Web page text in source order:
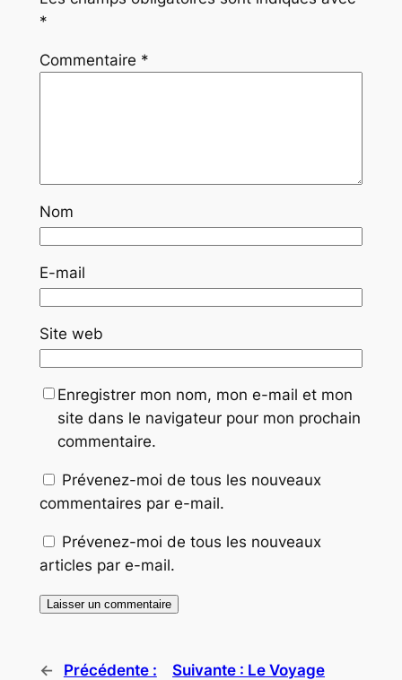
*
Commentaire *
Nom
E-mail
Site web
Enregistrer mon nom, mon e-mail et mon
site dans le navigateur pour mon prochain
commentaire.
Prévenez-moi de tous les nouveaux
commentaires par e-mail.
Prévenez-moi de tous les nouveaux
articles par e-mail.
←
Précédente :
Suivante : Le Voyage